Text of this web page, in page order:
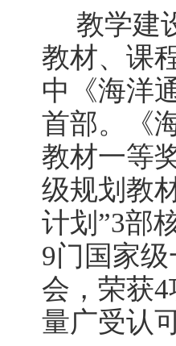
教学建
教材、课
中《海洋
首部。《
教材一等
级规划教
计划”3部
9门国家
会，荣获
量广受认